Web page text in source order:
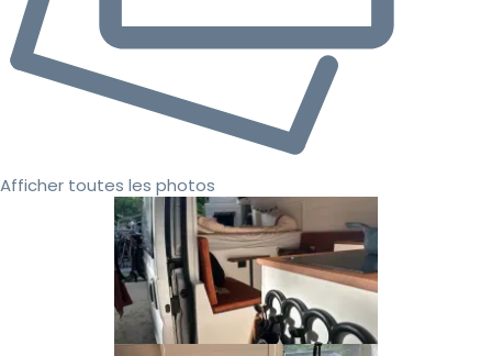
Afficher toutes les photos